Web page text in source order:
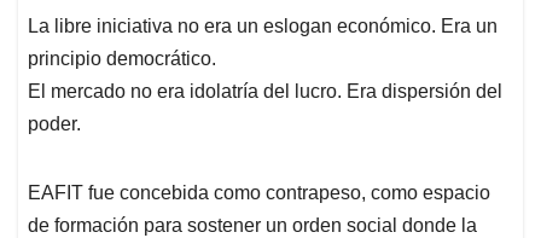
La libre iniciativa no era un eslogan económico. Era un
principio democrático.
El mercado no era idolatría del lucro. Era dispersión del
poder.
EAFIT fue concebida como contrapeso, como espacio
de formación para sostener un orden social donde la